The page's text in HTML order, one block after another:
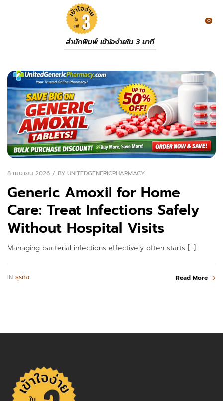
สำนักพิมพ์ เข้าใจง่ายใน 3 นาที
0
8 เมษายน 2026 BY UNITEDGENERICPHARMACY
Generic Amoxil for Home
Care: Treat Infections Safely
Without Hospital Visits
Managing bacterial infections effectively often starts […]
IN ธุรกิจ Read More